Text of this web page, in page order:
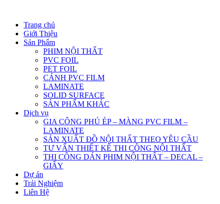
Trang chủ
Giới Thiệu
Sản Phẩm
PHIM NỘI THẤT
PVC FOIL
PET FOIL
CÁNH PVC FILM
LAMINATE
SOLID SURFACE
SẢN PHẨM KHÁC
Dịch vụ
GIA CÔNG PHỦ ÉP – MÀNG PVC FILM –
LAMINATE
SẢN XUẤT ĐỒ NỘI THẤT THEO YÊU CẦU
TƯ VẤN THIẾT KẾ THI CÔNG NỘI THẤT
THI CÔNG DÁN PHIM NỘI THẤT – DECAL –
GIẤY
Dự án
Trải Nghiệm
Liên Hệ